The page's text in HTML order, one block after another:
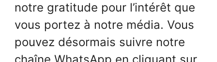
notre gratitude pour l’intérêt que
vous portez à notre média. Vous
pouvez désormais suivre notre